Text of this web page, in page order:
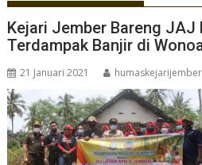
Kejari Jember Bareng JAJ
Terdampak Banjir di
21 Januari 2021 humaskejarijember